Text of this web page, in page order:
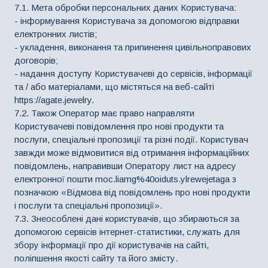
7.1. Мета обробки персональних даних Користувача:
- інформування Користувача за допомогою відправки
електронних листів;
- укладення, виконання та припинення цивільноправових
договорів;
- надання доступу Користувачеві до сервісів, інформації
та / або матеріалами, що містяться на веб-сайті
https://agate.jewelry.
7.2. Також Оператор має право направляти
Користувачеві повідомлення про нові продукти та
послуги, спеціальні пропозиції та різні події. Користувач
завжди може відмовитися від отримання інформаційних
повідомлень, направивши Оператору лист на адресу
електронної пошти moc.liamg%40oiduts.ylrewejetaga з
позначкою «Відмова від повідомлень про нові продукти
і послуги та спеціальні пропозиції».
7.3. Знеособлені дані користувачів, що збираються за
допомогою сервісів інтернет-статистики, служать для
збору інформації про дії користувачів на сайті,
поліпшення якості сайту та його змісту.